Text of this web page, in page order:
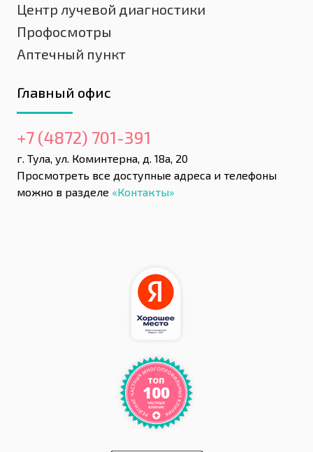
Центр лучевой диагностики
Профосмотры
Аптечный пункт
Главный офис
+7 (4872) 701-391
г. Тула, ул. Коминтерна, д. 18а, 20
Просмотреть все доступные адреса и телефоны
можно в разделе «Контакты»